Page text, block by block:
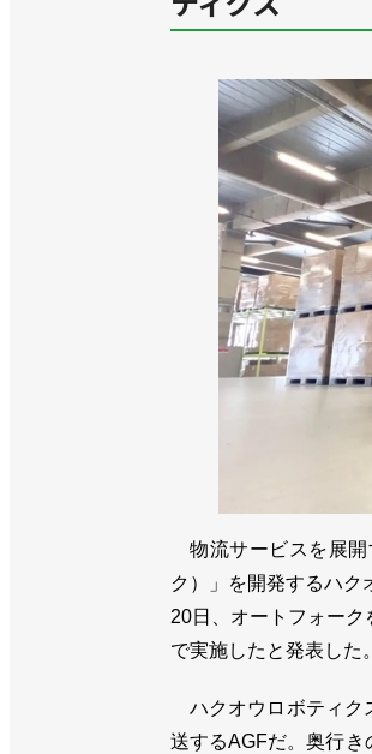
物流サービスを展開
ク）」を開発するハク
20日、オートフォー
で実施したと発表した。
ハクオウロボティク
送するAGFだ。奥行き